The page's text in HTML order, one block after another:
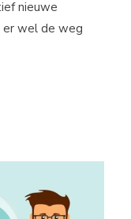
nieuwe
er wel de weg